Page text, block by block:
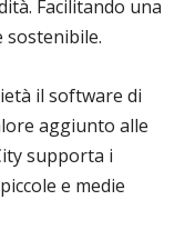
Facilitando una
sostenibile.
il software di
aggiunto alle
supporta i
e medie